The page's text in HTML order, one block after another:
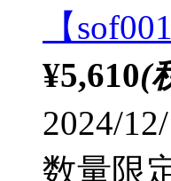
【sof001
¥5,610(
2024/
数量限